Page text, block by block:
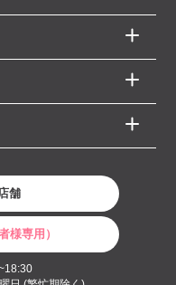
舗
様専用）